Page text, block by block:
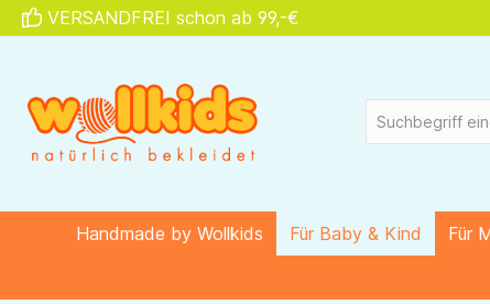
Zur Hauptnavigation springen
VERSANDFREI schon ab 99,-€
Handmade by Wollkids Für Baby & Kind Für